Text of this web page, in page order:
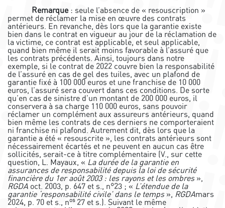
Remarque: seule l’absence de « resouscription »
permet de réclamer la mise en œuvre des contrats
antérieurs. En revanche, dès lors que la garantie existe
bien dans le contrat en vigueur au jour de la réclamation de
la victime, ce contrat est applicable, et seul applicable,
quand bien même il serait moins favorable à l’assuré que
les contrats précédents. Ainsi, toujours dans notre
exemple, si le contrat de 2022 couvre bien la responsabilité
de l’assuré en cas de gel des tuiles, avec un plafond de
garantie fixé à 100 000 euros et une franchise de 10 000
euros, l’assuré sera couvert dans ces conditions. De sorte
qu’en cas de sinistre d’un montant de 200 000 euros, il
conservera à sa charge 110 000 euros, sans pouvoir
réclamer un complément aux assureurs antérieurs, quand
bien même les contrats de ces derniers ne comporteraient
ni franchise ni plafond. Autrement dit, dès lors que la
garantie a été « resouscrite », les contrats antérieurs sont
nécessairement écartés et ne peuvent en aucun cas être
sollicités, serait-ce à titre complémentaire (V., sur cette
question, L. Mayaux, « La durée de la garantie en
assurances de responsabilité depuis la loi de sécurité
financière du 1er août 2003 : les rayons et les ombres»,
RGDA oct. 2003, p. 647 et s., n°23 ; « L’étendue de la
garantie ‘responsabilité civile’ dans le temps», RGDAmars
2024, p. 70 et s., nos 27 et s.). Suivant le même